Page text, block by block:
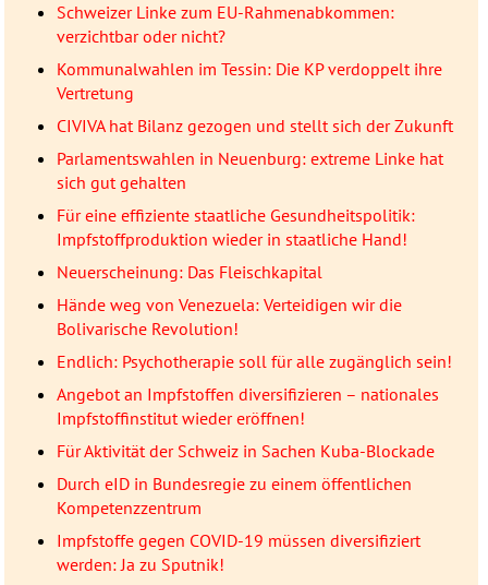
Schweizer Linke zum EU-Rahmenabkommen:
verzichtbar oder nicht?
Kommunalwahlen im Tessin: Die KP verdoppelt ihre
Vertretung
CIVIVA hat Bilanz gezogen und stellt sich der Zukunft
Parlamentswahlen in Neuenburg: extreme Linke hat
sich gut gehalten
Für eine effiziente staatliche Gesundheitspolitik:
Impfstoffproduktion wieder in staatliche Hand!
Neuerscheinung: Das Fleischkapital
Hände weg von Venezuela: Verteidigen wir die
Bolivarische Revolution!
Endlich: Psychotherapie soll für alle zugänglich sein!
Angebot an Impfstoffen diversifizieren – nationales
Impfstoffinstitut wieder eröffnen!
Für Aktivität der Schweiz in Sachen Kuba-Blockade
Durch eID in Bundesregie zu einem öffentlichen
Kompetenzzentrum
Impfstoffe gegen COVID-19 müssen diversifiziert
werden: Ja zu Sputnik!